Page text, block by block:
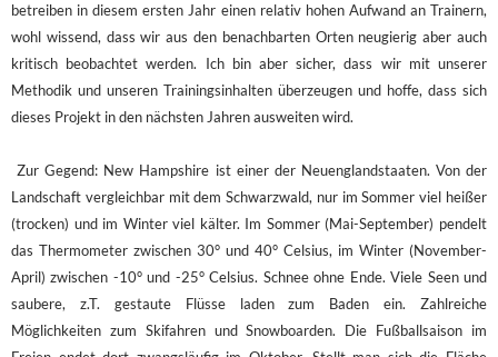
betreiben in diesem ersten Jahr einen relativ hohen Aufwand an Trainern,
wohl wissend, dass wir aus den benachbarten Orten neugierig aber auch
kritisch beobachtet werden. Ich bin aber sicher, dass wir mit unserer
Methodik und unseren Trainingsinhalten überzeugen und hoffe, dass sich
dieses Projekt in den nächsten Jahren ausweiten wird.
Zur Gegend: New Hampshire ist einer der Neuenglandstaaten. Von der
Landschaft vergleichbar mit dem Schwarzwald, nur im Sommer viel heißer
(trocken) und im Winter viel kälter. Im Sommer (Mai-September) pendelt
das Thermometer zwischen 30° und 40° Celsius, im Winter (November-
April) zwischen -10° und -25° Celsius. Schnee ohne Ende. Viele Seen und
saubere, z.T. gestaute Flüsse laden zum Baden ein. Zahlreiche
Möglichkeiten zum Skifahren und Snowboarden. Die Fußballsaison im